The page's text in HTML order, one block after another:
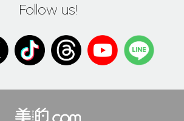
Follow us!